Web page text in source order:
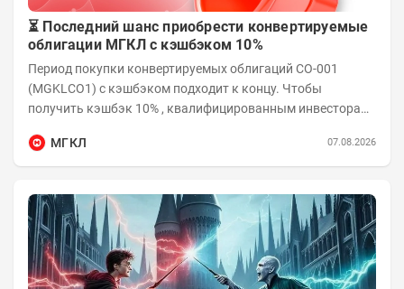
⏳ Последний шанс приобрести конвертируемые
облигации МГКЛ с кэшбэком 10%
Период покупки конвертируемых облигаций СО-001
(MGKLCO1) с кэшбэком подходит к концу. Чтобы
получить кэшбэк 10% , квалифицированным инвесторам
МГКЛ
07.08.2026